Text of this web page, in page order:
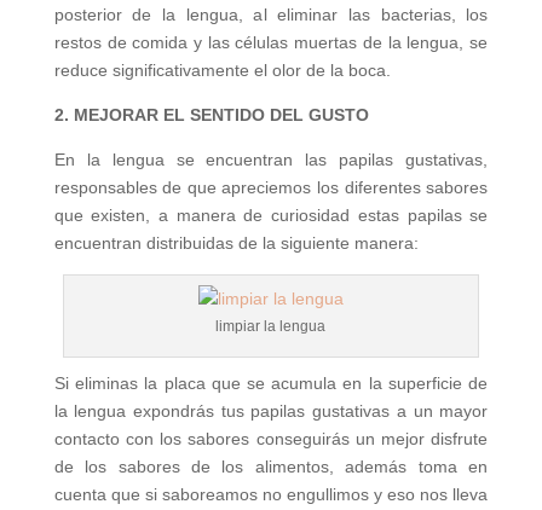
posterior de la lengua, al eliminar las bacterias, los
restos de comida y las células muertas de la lengua, se
reduce significativamente el olor de la boca.
2. MEJORAR EL SENTIDO DEL GUSTO
En la lengua se encuentran las papilas gustativas,
responsables de que apreciemos los diferentes sabores
que existen, a manera de curiosidad estas papilas se
encuentran distribuidas de la siguiente manera:
limpiar la lengua
Si eliminas la placa que se acumula en la superficie de
la lengua expondrás tus papilas gustativas a un mayor
contacto con los sabores conseguirásun mejor disfrute
de los sabores de los alimentos, además toma en
cuenta que si saboreamos no engullimos y eso nos lleva